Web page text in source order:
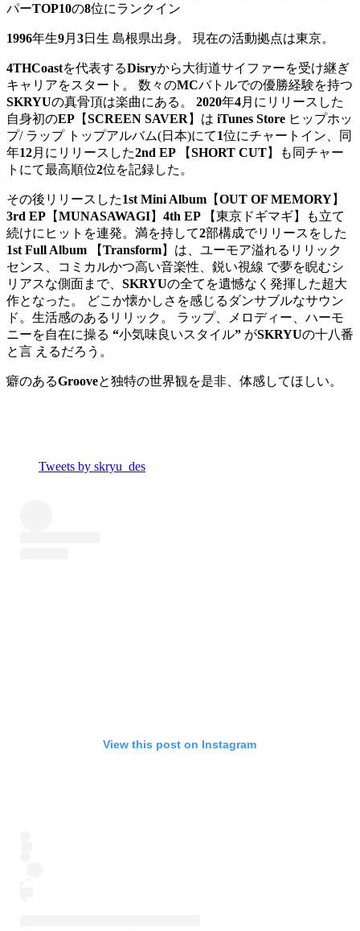
パーTOP10の8位にランクイン
1996年生9月 3日生 島根県出身。 現在の活動拠点は東京。
4THCoastを代表するDisryから大街道サイファーを受け継ぎ
キャリアをスタート。 数々のMCバトルでの優勝経験を持つ
SKRYUの真骨頂は楽曲にある。 2020年4月にリリースした
自身初のEP 【SCREEN SAVER 】は iTunes Store ヒップホッ
プ/ ラップ トップアルバム(日本)にて1位にチャートイン、同
年12月にリリースした2nd EP 【SHORT CUT】も同チャー
トにて最高順位2位を記録した。
その後リリースした1st Mini Album 【OUT OF MEMORY】
3rd EP 【MUNASAWAGI】 4th EP
【東京ドギマギ】も立て
続けにヒットを連発。満を持して2部構成でリリースをした
1st Full Album
【Transform】は、ユーモア溢れるリリック
センス、コミカルかつ高い音楽性、鋭い視線 で夢を睨むシ
リアスな側面まで、 SKRYUの全てを遺憾なく発揮した超大
作となった。 どこか懐かしさを感じるダンサブルなサウン
ド。生活感のあるリリック。 ラップ、メロディー、ハーモ
ニーを自在に操る “小気味良いスタイル” がSKRYUの十八番
と言 えるだろう。
癖のあるGrooveと独特の世界観を是非、体感してほしい。
Tweets by skryu_des
View this post on Instagram